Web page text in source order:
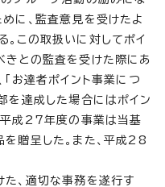
に、監査意見を受けたよ
この取扱いに対してポイ
きとの監査を受けた際にあ
お達者ポイント事業につ
を達成した場合にはポイン
平成27年度の事業は当基
贈呈した。また、平成28
た、適切な事務を遂行す